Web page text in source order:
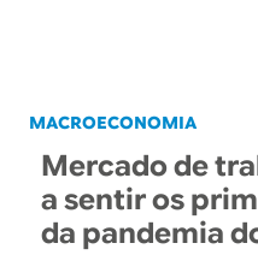
g
l
á
r
MACROECONOMIA
Mercado de
a sentir os
da pandemia